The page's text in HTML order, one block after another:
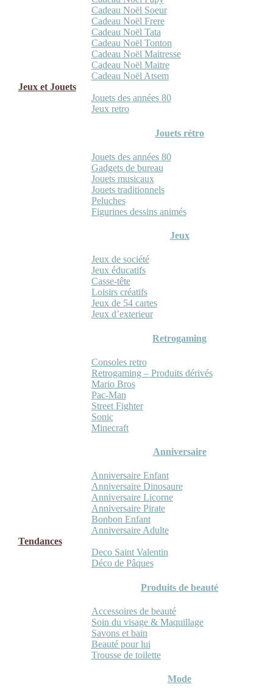
Cadeau Noël Soeur
Cadeau Noël Frere
Cadeau Noël Tata
Cadeau Noël Tonton
Cadeau Noël Maitresse
Cadeau Noël Maitre
Cadeau Noël Atsem
Jeux et Jouets
Jouets des années 80
Jeux retro
Jouets rétro
Jouets des années 80
Gadgets de bureau
Jouets musicaux
Jouets traditionnels
Peluches
Figurines dessins animés
Jeux
Jeux de société
Jeux éducatifs
Casse-tête
Loisirs créatifs
Jeux de 54 cartes
Jeux d’exterieur
Retrogaming
Consoles retro
Retrogaming – Produits dérivés
Mario Bros
Pac-Man
Street Fighter
Sonic
Minecraft
Anniversaire
Anniversaire Enfant
Anniversaire Dinosaure
Anniversaire Licorne
Anniversaire Pirate
Bonbon Enfant
Anniversaire Adulte
Tendances
Deco Saint Valentin
Déco de Pâques
Produits de beauté
Accessoires de beauté
Soin du visage & Maquillage
Savons et bain
Beauté pour lui
Trousse de toilette
Mode